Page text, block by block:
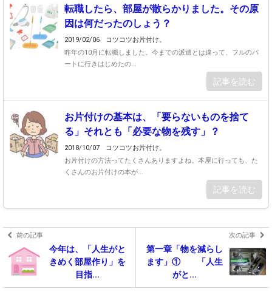
転職したら、部屋が散らかりました。その原
因は何だったのしょう？
2019/02/06
コツコツお片付け。
昨年の10月に転職しました。今までの派遣とは違って、フルのパ
ートに行きはじめたの...
記事を読む
お片付けの基本は、「要らないものを捨て
る」それとも「必要な物を残す」？
2018/10/07
コツコツお片付け。
お片付けの方法ってたくさんありますよね。本屋に行っても、た
くさんのお片付けの本が...
記事を読む
前の記事
今年は、「人生がと
きめく部屋作り」を
目指...
次の記事
第一章「物を減らし
ます」① 「人生
がと...